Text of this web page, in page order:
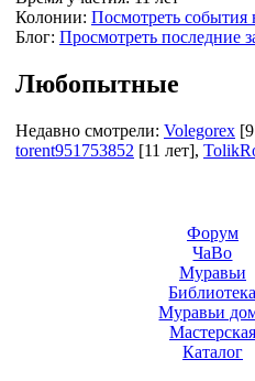
Колонии: Посмотреть события
Блог: Просмотреть последние
Любопытные
Недавно смотрели: Volegorex
torent951753852 [11 лет],
Форум
ЧаВо
Муравьи
Муравьи
Мастерская
Каталог